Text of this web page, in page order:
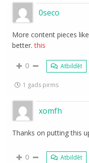
0seco
More content pieces
better.this
0 Atbildēt
1 gads pirms
xomfh
Thanks on putting this
0 Atbildēt